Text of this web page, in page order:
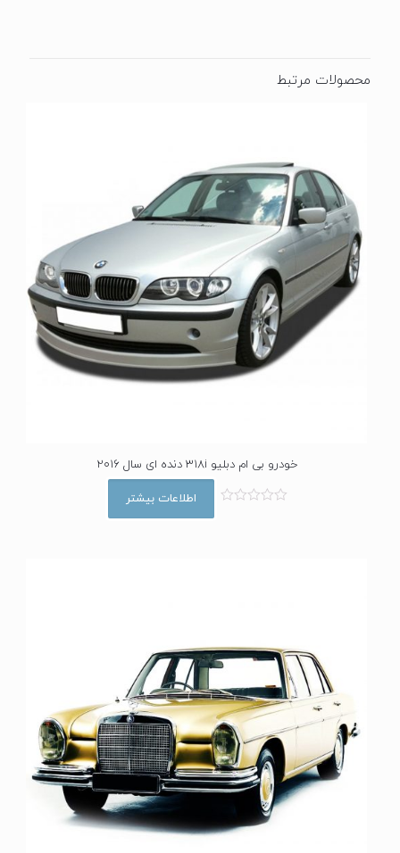
محصولات مرتبط
خودرو بی ام دبلیو 318i دنده ای سال 2016
اطلاعات بیشتر